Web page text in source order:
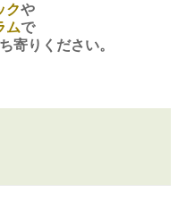
クや
ムで
寄りください。